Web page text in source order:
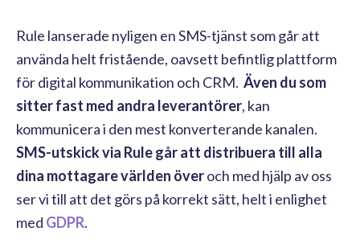
Rule lanserade nyligen en SMS-tjänst som går att
använda helt fristående, oavsett befintlig plattform
för digital kommunikation och CRM. Även du som
sitter fast med andra leverantörer, kan
kommunicera i den mest konverterande kanalen.
SMS-utskick via Rule går att distribuera till alla
dina mottagare världen överoch med hjälp av oss
ser vi till att det görs på korrekt sätt, helt i enlighet
med GDPR.